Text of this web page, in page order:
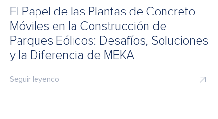
El Papel de las Plantas de Concreto
Móviles en la Construcción de
Parques Eólicos: Desafíos, Soluciones
y la Diferencia de MEKA
Seguir leyendo